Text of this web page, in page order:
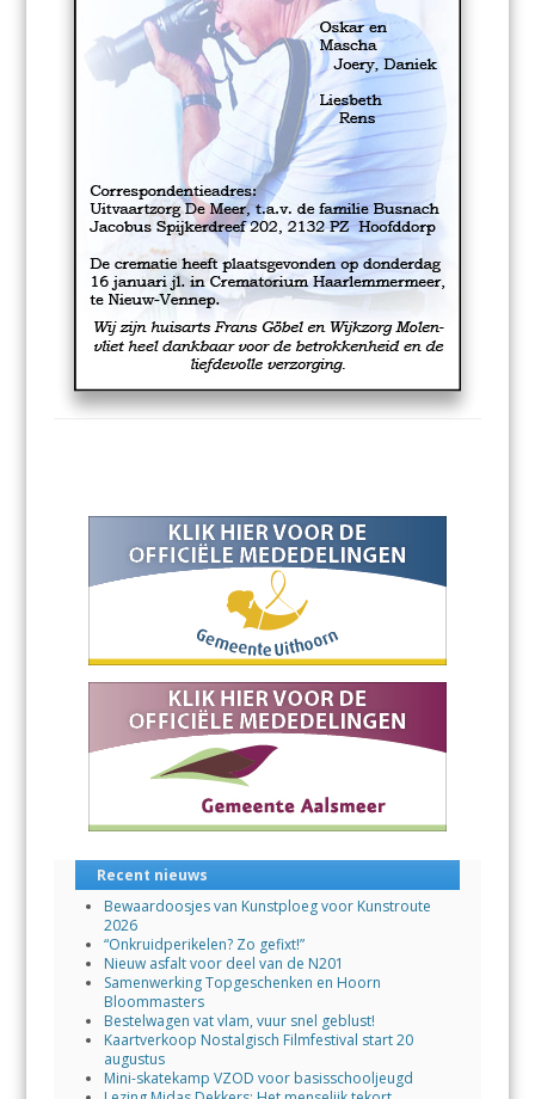
Recent nieuws
Bewaardoosjes van Kunstploeg voor Kunstroute
2026
“Onkruidperikelen? Zo gefixt!”
Nieuw asfalt voor deel van de N201
Samenwerking Topgeschenken en Hoorn
Bloommasters
Bestelwagen vat vlam, vuur snel geblust!
Kaartverkoop Nostalgisch Filmfestival start 20
augustus
Mini-skatekamp VZOD voor basisschooljeugd